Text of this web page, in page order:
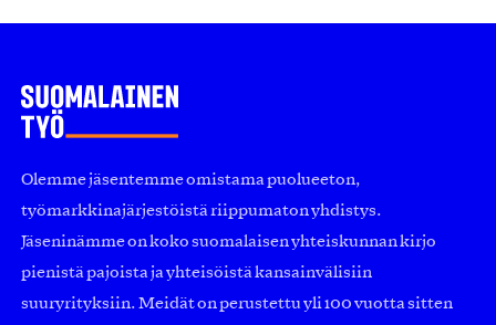
Olemme jäsentemme omistama puolueeton,
työmarkkinajärjestöistä riippumaton yhdistys.
Jäseninämme on koko suomalaisen yhteiskunnan kirjo
pienistä pajoista ja yhteisöistä kansainvälisiin
suuryrityksiin. Meidät on perustettu yli 100 vuotta sitten